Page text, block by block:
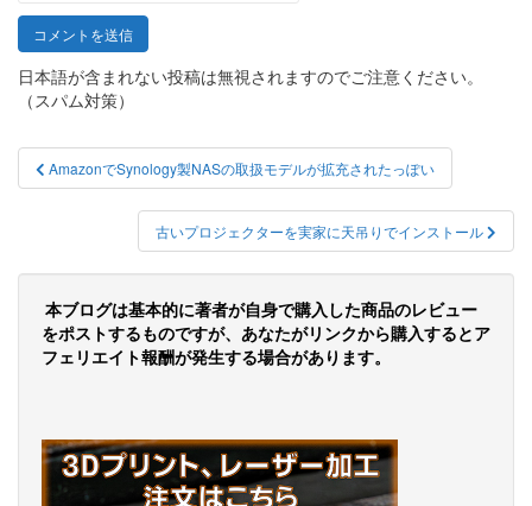
日本語が含まれない投稿は無視されますのでご注意ください。
（スパム対策）
投
稿
ビ
ゲ
ー
ョ
ン
AmazonでSynology製NASの取扱モデルが拡充されたっぽい
古いプロジェクターを実家に天吊りでインストール
本ブログは基本的に著者が自身で購入した商品のレビュー
をポストするものですが、あなたがリンクから購入するとア
フェリエイト報酬が発生する場合があります。